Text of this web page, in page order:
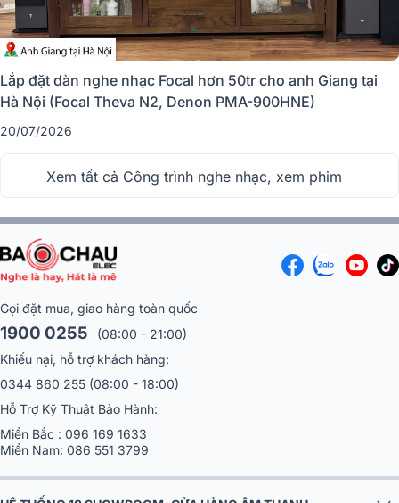
Lắp đặt dàn nghe nhạc Focal hơn 50tr cho anh Giang tại
Hà Nội (Focal Theva N2, Denon PMA-900HNE)
20/07/2026
Xem tất cả Công trình nghe nhạc, xem phim
Gọi đặt mua, giao hàng toàn quốc
1900 0255
(08:00 - 21:00)
Khiếu nại, hỗ trợ khách hàng:
0344 860 255 (08:00 - 18:00)
Hỗ Trợ Kỹ Thuật Bảo Hành:
Miền Bắc : 096 169 1633
Miền Nam: 086 551 3799